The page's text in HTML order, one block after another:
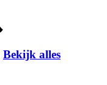
Bekijk alles